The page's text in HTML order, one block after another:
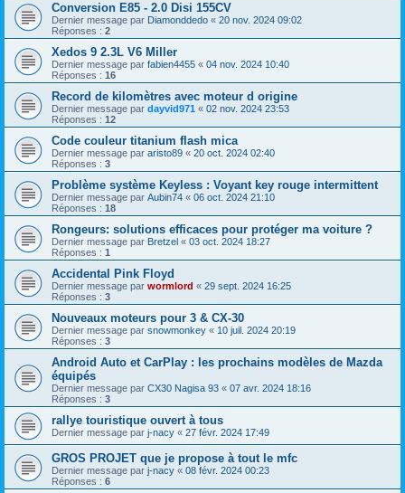
Conversion E85 - 2.0 Disi 155CV
Dernier message par Diamonddedo « 20 nov. 2024 09:02
Réponses : 2
Xedos 9 2.3L V6 Miller
Dernier message par fabien4455 « 04 nov. 2024 10:40
Réponses : 16
Record de kilomètres avec moteur d origine
Dernier message par dayvid971 « 02 nov. 2024 23:53
Réponses : 12
Code couleur titanium flash mica
Dernier message par aristo89 « 20 oct. 2024 02:40
Réponses : 3
Problème système Keyless : Voyant key rouge intermittent
Dernier message par Aubin74 « 06 oct. 2024 21:10
Réponses : 18
Rongeurs: solutions efficaces pour protéger ma voiture ?
Dernier message par Bretzel « 03 oct. 2024 18:27
Réponses : 1
Accidental Pink Floyd
Dernier message par wormlord « 29 sept. 2024 16:25
Réponses : 3
Nouveaux moteurs pour 3 & CX-30
Dernier message par snowmonkey « 10 juil. 2024 20:19
Réponses : 3
Android Auto et CarPlay : les prochains modèles de Mazda
équipés
Dernier message par CX30 Nagisa 93 « 07 avr. 2024 18:16
Réponses : 3
rallye touristique ouvert à tous
Dernier message par j-nacy « 27 févr. 2024 17:49
GROS PROJET que je propose à tout le mfc
Dernier message par j-nacy « 08 févr. 2024 00:23
Réponses : 6